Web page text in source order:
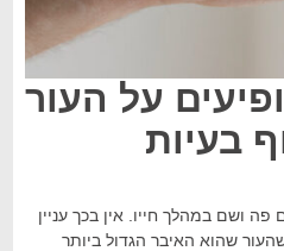
על העור
בעיות
ושם במהלך חייו. אין בכך עניין
שהוא האיבר הגדול ביותר